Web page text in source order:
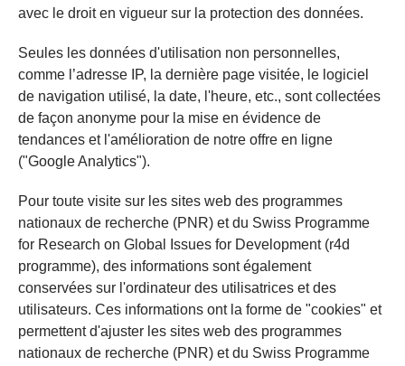
avec le droit en vigueur sur la protection des données.
Seules les données d'utilisation non personnelles,
comme l’adresse IP, la dernière page visitée, le logiciel
de navigation utilisé, la date, l'heure, etc., sont collectées
de façon anonyme pour la mise en évidence de
tendances et l'amélioration de notre offre en ligne
("Google Analytics").
Pour toute visite sur les sites web des programmes
nationaux de recherche (PNR) et du Swiss Programme
for Research on Global Issues for Development (r4d
programme), des informations sont également
conservées sur l'ordinateur des utilisatrices et des
utilisateurs. Ces informations ont la forme de "cookies" et
permettent d'ajuster les sites web des programmes
nationaux de recherche (PNR) et du Swiss Programme